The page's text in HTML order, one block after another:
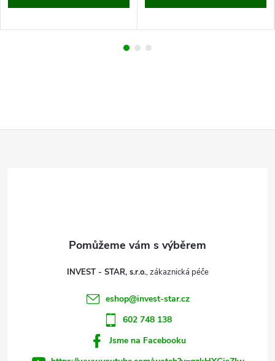
INVEST - STAR, s.r.o.
eshop@invest-star.cz
602 748 138
Jsme na Facebooku